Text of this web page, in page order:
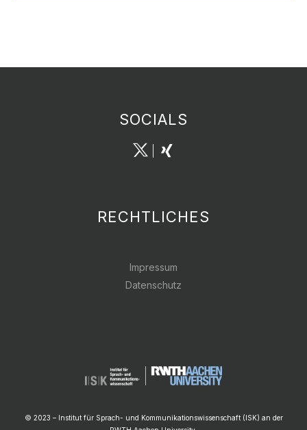
SOCIALS
RECHTLICHES
Impressum
Datenschutz
© 2023 – Institut für Sprach- und Kommunikationswissenschaft (ISK) an der